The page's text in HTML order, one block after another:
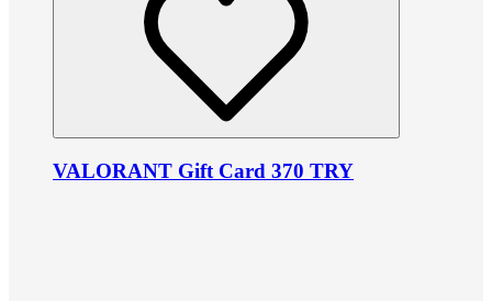
VALORANT Gift Card 370 TRY